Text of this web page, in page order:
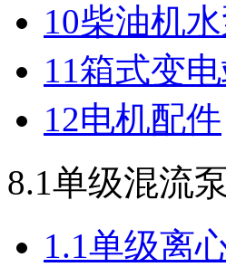
10柴油机
11箱式变
12电机配件
8.1单级混流
1.1单级离